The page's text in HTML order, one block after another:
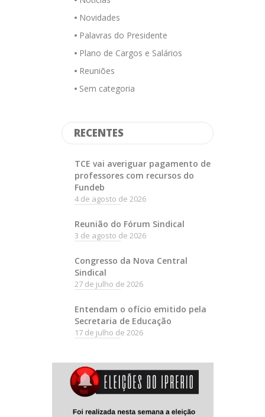
Novidades
Palavras do Presidente
Plano de Cargos e Salários
Reuniões
Sem categoria
RECENTES
TCE vai averiguar pagamento de
professores com recursos do
Fundeb
4 de agosto de 2026
Reunião do Fórum Sindical
3 de agosto de 2026
Congresso da Nova Central
Sindical
27 de julho de 2026
Entendam o ofício emitido pela
Secretaria de Educação
17 de julho de 2026